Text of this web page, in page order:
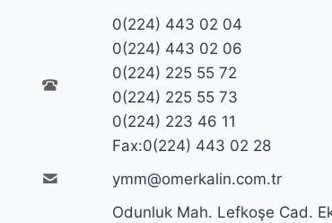
0(224) 443 02 04
0(224) 443 02 06
0(224) 225 55 72
0(224) 225 55 73
0(224) 223 46 11
Fax:0(224) 443 02 28
ymm@omerkalin.com.tr
Odunluk Mah. Lefkoşe Cad.